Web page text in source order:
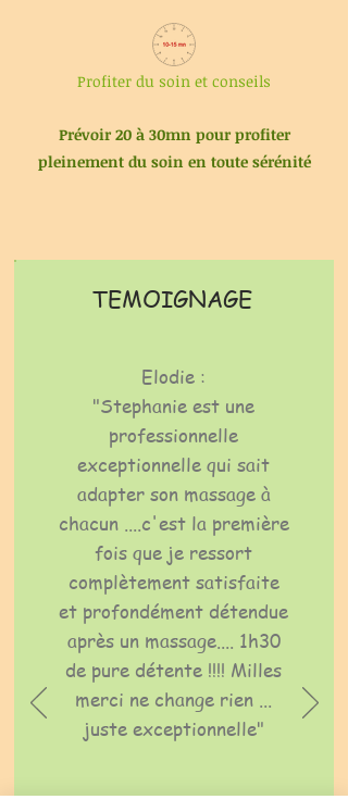
Profiter du soin et conseils
Prévoir 20 à 30mn pour profiter
pleinement du soin en toute sérénité
TEMOIGNAGE
Elodie :
"Stephanie est une
professionnelle
exceptionnelle qui sait
adapter son massage à
chacun ....c'est la première
fois que je ressort
complètement satisfaite
et profondément détendue
après un massage.... 1h30
de pure détente !!!! Milles
merci ne change rien ...
juste exceptionnelle"